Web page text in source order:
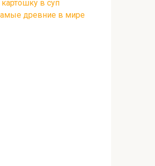
в суп
древние в мире